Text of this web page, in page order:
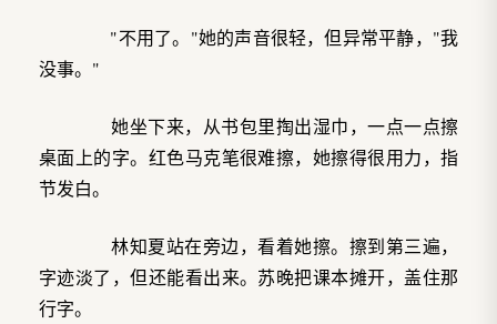
"不用了。"她的声音很轻，但异常平静，"我
没事。"
她坐下来，从书包里掏出湿巾，一点一点擦
桌面上的字。红色马克笔很难擦，她擦得很用力，指
节发白。
林知夏站在旁边，看着她擦。擦到第三遍，
字迹淡了，但还能看出来。苏晚把课本摊开，盖住那
行字。